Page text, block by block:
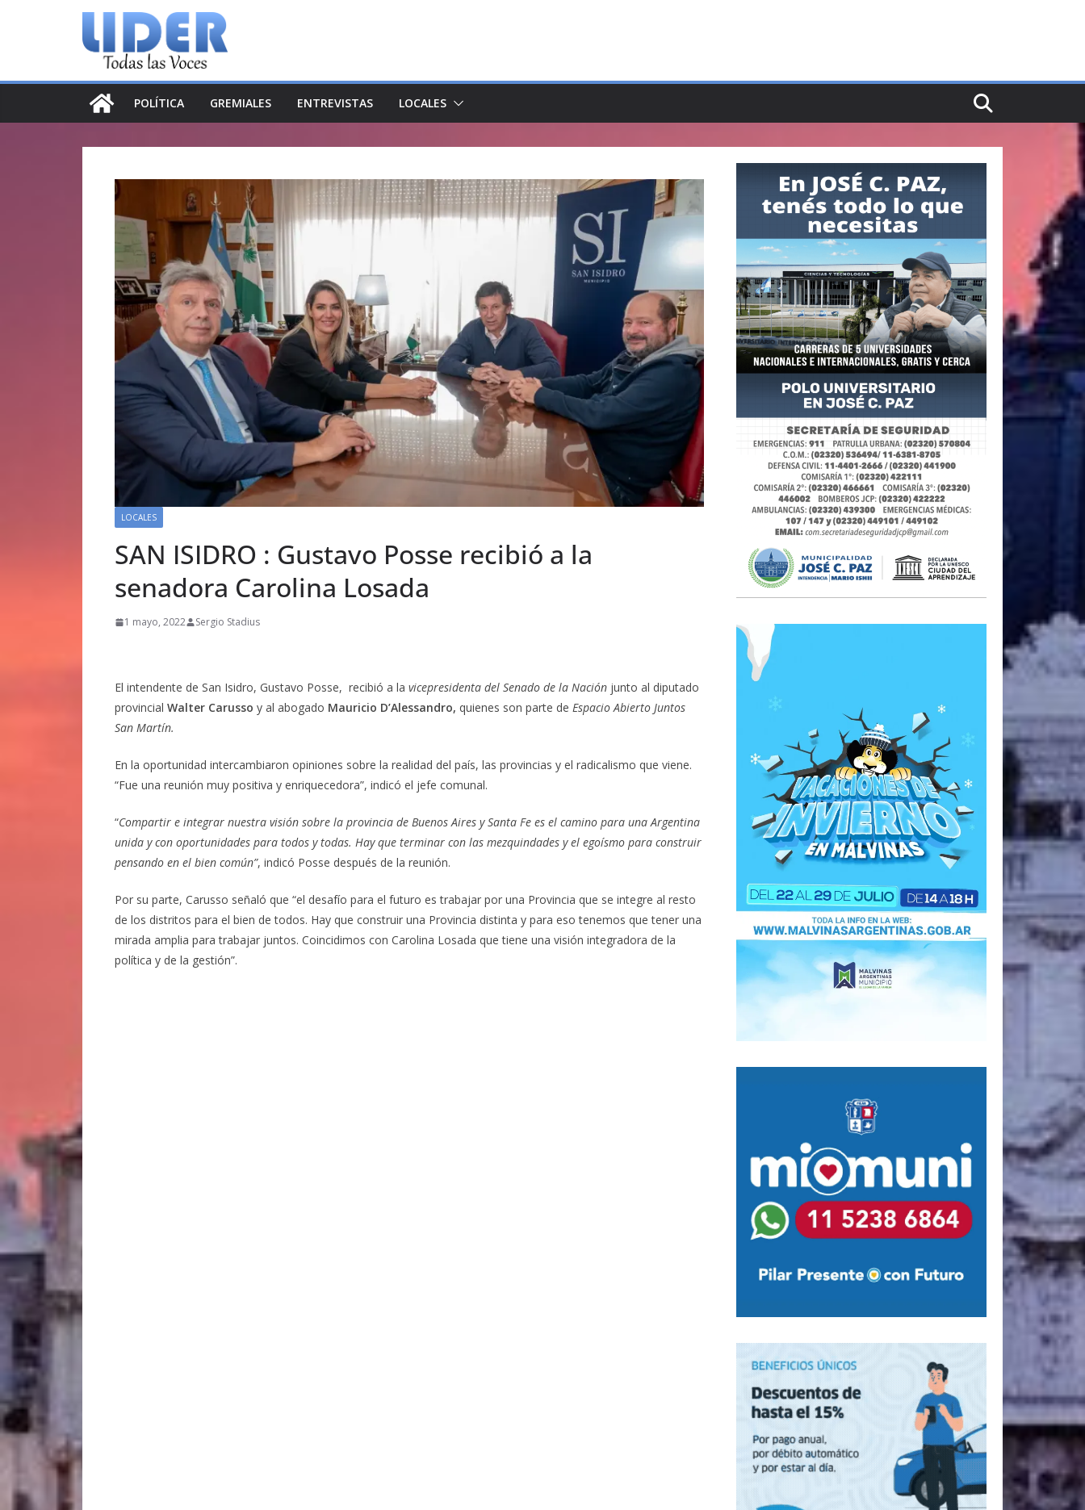
POLÍTICA GREMIALES ENTREVISTAS LOCALES
LOCALES
SAN ISIDRO : Gustavo Posse recibió a la
senadora Carolina Losada
1 mayo, 2022 Sergio Stadius
El intendente de San Isidro, Gustavo Posse, recibió a la vicepresidenta del Senado de la Nación junto al diputado
provincial Walter Carusso y al abogado Mauricio D’Alessandro, quienes son parte de Espacio Abierto Juntos
San Martín.
En la oportunidad intercambiaron opiniones sobre la realidad del país, las provincias y el radicalismo que viene.
“Fue una reunión muy positiva y enriquecedora”, indicó el jefe comunal.
“Compartir e integrar nuestra visión sobre la provincia de Buenos Aires y Santa Fe es el camino para una Argentina
unida y con oportunidades para todos y todas. Hay que terminar con las mezquindades y el egoísmo para construir
pensando en el bien común”, indicó Posse después de la reunión.
Por su parte, Carusso señaló que “el desafío para el futuro es trabajar por una Provincia que se integre al resto
de los distritos para el bien de todos. Hay que construir una Provincia distinta y para eso tenemos que tener una
mirada amplia para trabajar juntos. Coincidimos con Carolina Losada que tiene una visión integradora de la
política y de la gestión”.